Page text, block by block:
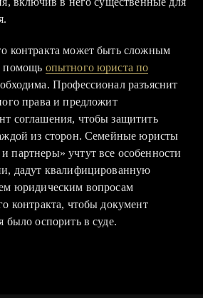
контракта может быть сложным
помощь опытного юриста по
Профессионал разъяснит
права и предложит
соглашения, чтобы защитить
из сторон. Семейные юристы
учтут все особенности
дадут квалифицированную
юридическим вопросам
контракта, чтобы документ
было оспорить в суде.